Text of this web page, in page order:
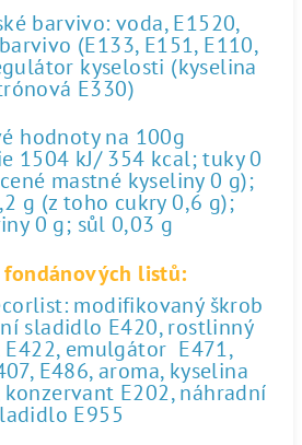
barvivo: voda, E1520,
(E133, E151, E110,
kyselosti (kyselina
E330)
hodnoty na 100g
1504 kJ/ 354 kcal; tuky 0
mastné kyseliny 0 g);
g (z toho cukry 0,6 g);
0 g; sůl 0,03 g
fondánových listů:
modifikovaný škrob
sladidlo E420, rostlinný
emulgátor E471,
E486, aroma, kyselina
E202, náhradní
E955